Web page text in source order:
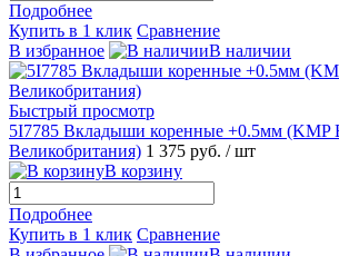
Подробнее
Купить в 1 клик Сравнение
В избранное
В наличии
Быстрый просмотр
5I7785 Вкладыши коренные +0.5мм (KMP
Великобритания) 1 375 руб. / шт
В корзину
Подробнее
Купить в 1 клик Сравнение